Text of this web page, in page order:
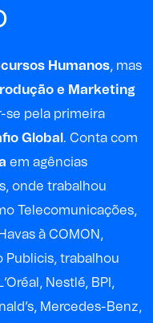
Humanos, mas
e Marketing
se pela primeira
Global . Conta com
em agências
onde trabalhou
Telecomunicações,
à COMON,
Publicis, trabalhou
Nestlé, BPI,
Mercedes-Benz,